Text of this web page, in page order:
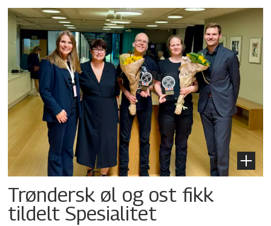
Trøndersk øl og ost fikk
tildelt Spesialitet